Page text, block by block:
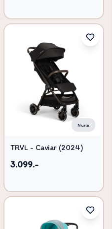
Nuna
TRVL - Caviar (2024)
3.099.-